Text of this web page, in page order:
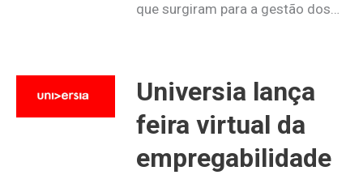
que surgiram para a gestão dos…
Universia lança
feira virtual da
empregabilidade